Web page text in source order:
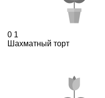
0 1
Шахматный торт